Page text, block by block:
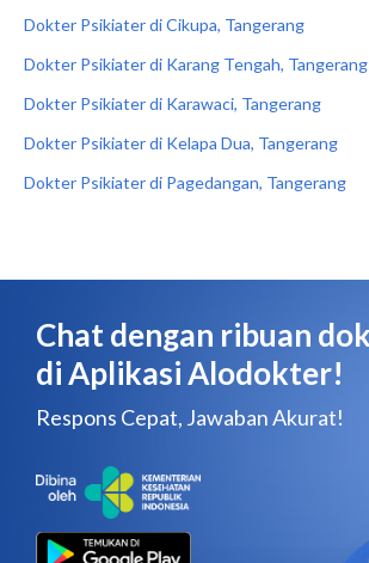
Dokter Psikiater di Cikupa, Tangerang
Dokter Psikiater di Karang Tengah, Tangerang
Dokter Psikiater di Karawaci, Tangerang
Dokter Psikiater di Kelapa Dua, Tangerang
Dokter Psikiater di Pagedangan, Tangerang